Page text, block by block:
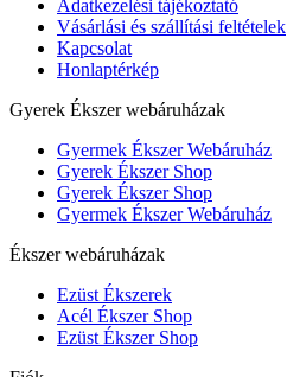
Adatkezelési tájékoztató
Vásárlási és szállítási feltételek
Kapcsolat
Honlaptérkép
Gyerek Ékszer webáruházak
Gyermek Ékszer Webáruház
Gyerek Ékszer Shop
Gyerek Ékszer Shop
Gyermek Ékszer Webáruház
Ékszer webáruházak
Ezüst Ékszerek
Acél Ékszer Shop
Ezüst Ékszer Shop